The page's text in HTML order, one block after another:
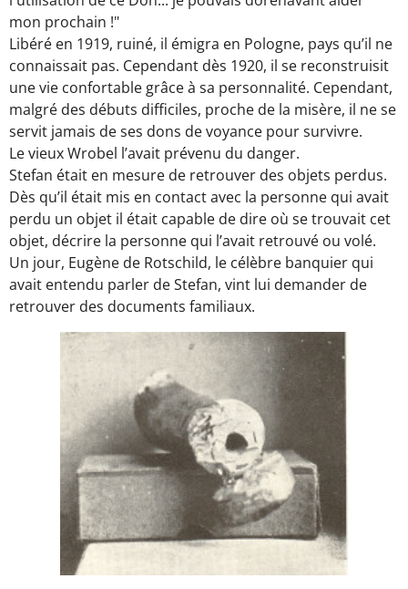
mon prochain !"
Libéré en 1919, ruiné, il émigra en Pologne, pays qu’il ne
connaissait pas. Cependant dès 1920, il se reconstruisit
une vie confortable grâce à sa personnalité. Cependant,
malgré des débuts difficiles, proche de la misère, il ne se
servit jamais de ses dons de voyance pour survivre.
Le vieux Wrobel l’avait prévenu du danger.
Stefan était en mesure de retrouver des objets perdus.
Dès qu’il était mis en contact avec la personne qui avait
perdu un objet il était capable de dire où se trouvait cet
objet, décrire la personne qui l’avait retrouvé ou volé.
Un jour, Eugène de Rotschild, le célèbre banquier qui
avait entendu parler de Stefan, vint lui demander de
retrouver des documents familiaux.